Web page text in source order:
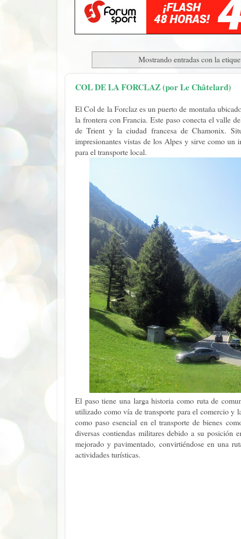
Mostrando entradas con la
COL DE LA FORCLAZ (por Le Châtelard)
El Col de la Forclaz es un puerto de montaña
la frontera con Francia. Este paso conecta el valle
de Trient y la ciudad francesa de Chamonix.
impresionantes vistas de los Alpes y sirve como
para el transporte local.
El paso tiene una larga historia como ruta de
utilizado como vía de transporte para el comercio y
como paso esencial en el transporte de bienes
diversas contiendas militares debido a su
mejorado y pavimentado, convirtiéndose en una
actividades turísticas.